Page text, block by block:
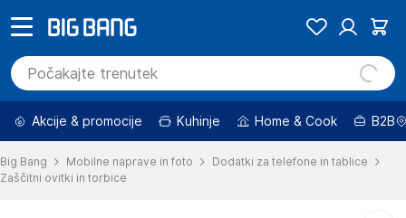
Akcije & promocije Kuhinje Home & Cook B2B
Big Bang Mobilne naprave in foto
Dodatki za telefone in tablice
Zaščitni ovitki in torbice